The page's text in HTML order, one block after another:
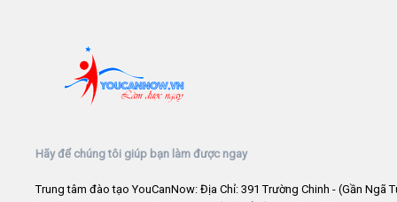
Hãy để chúng tôi giúp bạn làm được ngay
Trung tâm đào tạo YouCanNow: Địa Chỉ: 391 Trường Chinh - (Gần Ngã